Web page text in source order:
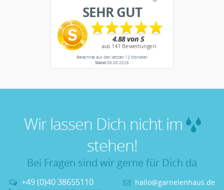
SEHR GUT
Berechnet aus den letzten 12 Monaten
Stand08.08.2026
Wir lassen Dich nicht im
stehen!
Bei Fragen sind wir gerne für Dich da
+49 (0)40 38655110 hallo@garnelenhaus.de